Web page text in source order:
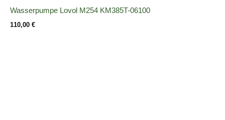
Wasserpumpe Lovol M254 KM385T-06100
110,00 €